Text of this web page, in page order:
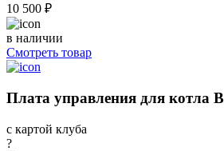
10 500 ₽
в наличии
Смотреть товар
Плата управления для котла
с картой клуба
?